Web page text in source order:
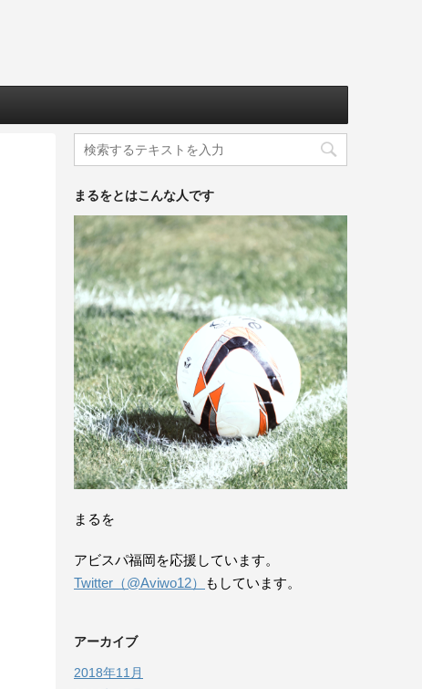
まるをとはこんな人です
まるを
アビスパ福岡を応援しています。
Twitter（@Aviwo12）
もしています。
アーカイブ
2018年11月